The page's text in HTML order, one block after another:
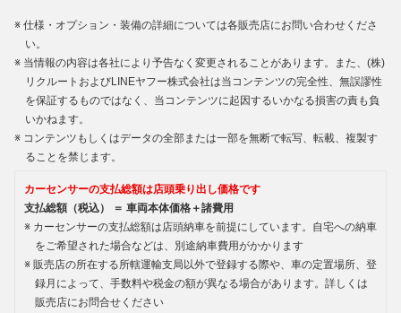
仕様・オプション・装備の詳細については各販売店にお問い合わせくださ
い。
当情報の内容は各社により予告なく変更されることがあります。また、(株)
リクルートおよびLINEヤフー株式会社は当コンテンツの完全性、無誤謬性
を保証するものではなく、当コンテンツに起因するいかなる損害の責も負
いかねます。
コンテンツもしくはデータの全部または一部を無断で転写、転載、複製す
ることを禁じます。
カーセンサーの支払総額は店頭乗り出し価格です
支払総額（税込） ＝ 車両本体価格＋諸費用
カーセンサーの支払総額は店頭納車を前提にしています。自宅への納車
をご希望された場合などは、別途納車費用がかかります
販売店の所在する所轄運輸支局以外で登録する際や、車の定置場所、登
録月によって、手数料や税金の額が異なる場合があります。詳しくは
販売店にお問合せください